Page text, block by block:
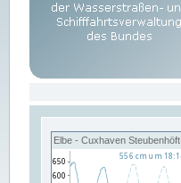
Elbe - Cuxhaven Steubenhöft